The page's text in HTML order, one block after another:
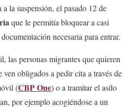
la suspensión, el pasado 12 de
que le permitía bloquear a casi
necesaria para entrar.
las personas migrantes que quieren
ven obligados a pedir cita a través de
(CBP One) o a tramitar el asilo
por ejemplo acogiéndose a un